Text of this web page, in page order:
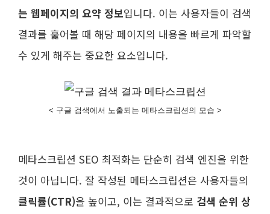
는 웹페이지의 요약 정보입니다. 이는 사용자들이 검색
결과를 훑어볼 때 해당 페이지의 내용을 빠르게 파악할
수 있게 해주는 중요한 요소입니다.
< 구글 검색에서 노출되는 메타스크립션의 모습 >
메타스크립션 SEO 최적화는 단순히 검색 엔진을 위한
것이 아닙니다. 잘 작성된 메타스크립션은 사용자들의
클릭률(CTR)을 높이고, 이는 결과적으로 검색 순위 상